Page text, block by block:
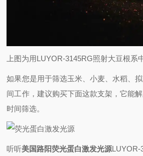
上图为用LUYOR-3145RG照射大豆根系
如果您是用于筛选玉米、小麦、水稻、
间工作，建议购买下面这款支架，它能
时间筛选。
听听美国路阳荧光蛋白激发光源LUYOR-